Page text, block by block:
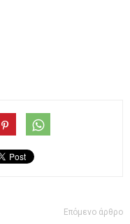
Επόμενο άρθρο